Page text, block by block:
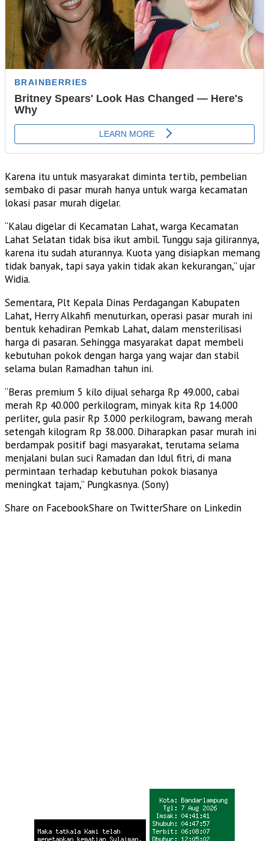
Karena itu untuk masyarakat diminta tertib, pembelian
sembako di pasar murah hanya untuk warga kecamatan
lokasi pasar murah digelar.
“Kalau digelar di Kecamatan Lahat, warga Kecamatan
Lahat Selatan tidak bisa ikut ambil. Tunggu saja gilirannya,
karena itu sudah aturannya. Kuota yang disiapkan memang
tidak banyak, tapi saya yakin tidak akan kekurangan,” ujar
Widia.
Sementara, Plt Kepala Dinas Perdagangan Kabupaten
Lahat, Herry Alkahfi menuturkan, operasi pasar murah ini
bentuk kehadiran Pemkab Lahat, dalam mensterilisasi
harga di pasaran. Sehingga masyarakat dapat membeli
kebutuhan pokok dengan harga yang wajar dan stabil
selama bulan Ramadhan tahun ini.
“Beras premium 5 kilo dijual seharga Rp 49.000, cabai
merah Rp 40.000 perkilogram, minyak kita Rp 14.000
perliter, gula pasir Rp 3.000 perkilogram, bawang merah
setengah kilogram Rp 38.000. Diharapkan pasar murah ini
berdampak positif bagi masyarakat, terutama selama
menjalani bulan suci Ramadan dan Idul fitri, di mana
permintaan terhadap kebutuhan pokok biasanya
meningkat tajam,” Pungkasnya. (Sony)
Share on FacebookShare on TwitterShare on Linkedin